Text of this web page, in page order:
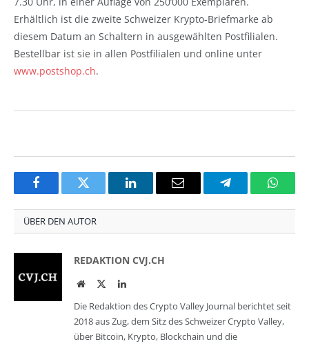
Erhältlich ist die zweite Schweizer Krypto-Briefmarke ab
diesem Datum an Schaltern in ausgewählten Postfilialen.
Bestellbar ist sie in allen Postfilialen und online unter
www.postshop.ch.
FacebookTwitter LinkedInEmail Telegram
ÜBER DEN AUTOR
REDAKTION CVJ.CH
WebsiteTwitterLinkedIn
Die Redaktion des Crypto Valley Journal berichtet seit
2018 aus Zug, dem Sitz des Schweizer Crypto Valley,
über Bitcoin, Krypto, Blockchain und die